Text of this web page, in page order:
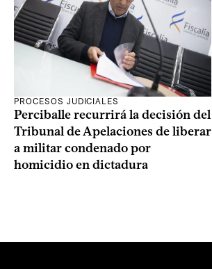
PROCESOS JUDICIALES
Perciballe recurrirá la decisión del
Tribunal de Apelaciones de liberar
a militar condenado por
homicidio en dictadura